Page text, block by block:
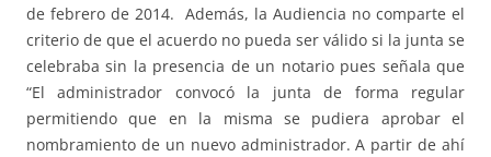
de febrero de 2014. Además, la Audiencia no comparte el
criterio de que el acuerdo no pueda ser válido si la junta se
celebraba sin la presencia de un notario pues señala que
“El administrador convocó la junta de forma regular
permitiendo que en la misma se pudiera aprobar el
nombramiento de un nuevo administrador. A partir de ahí